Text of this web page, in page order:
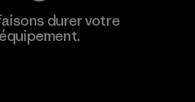
durer votre
équipement.